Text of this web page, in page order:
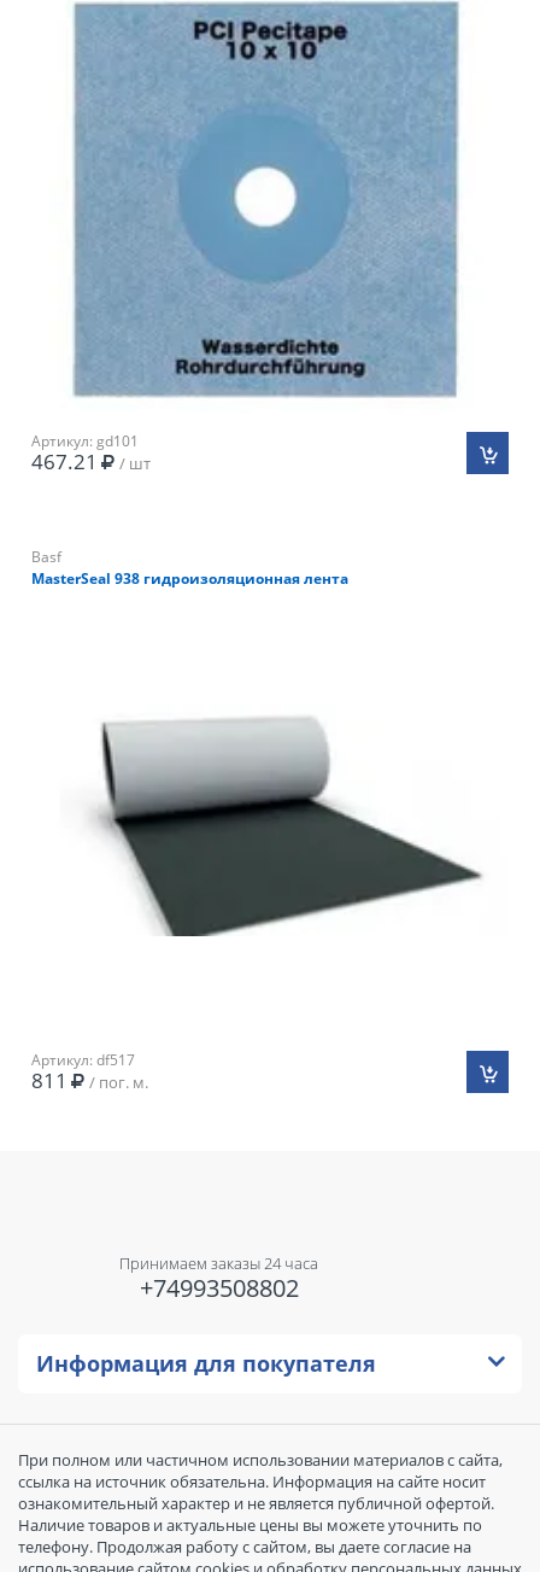
Артикул: gd101
467.21 / шт
Basf
MasterSeal 938 гидроизоляционная лента
Артикул: df517
811 / пог. м.
Принимаем заказы 24 часа
+74993508802
Информация для покупателя
При полном или частичном использовании материалов с сайта,
ссылка на источник обязательна. Информация на сайте носит
ознакомительный характер и не является публичной офертой.
Наличие товаров и актуальные цены вы можете уточнить по
телефону. Продолжая работу с сайтом, вы даете согласие на